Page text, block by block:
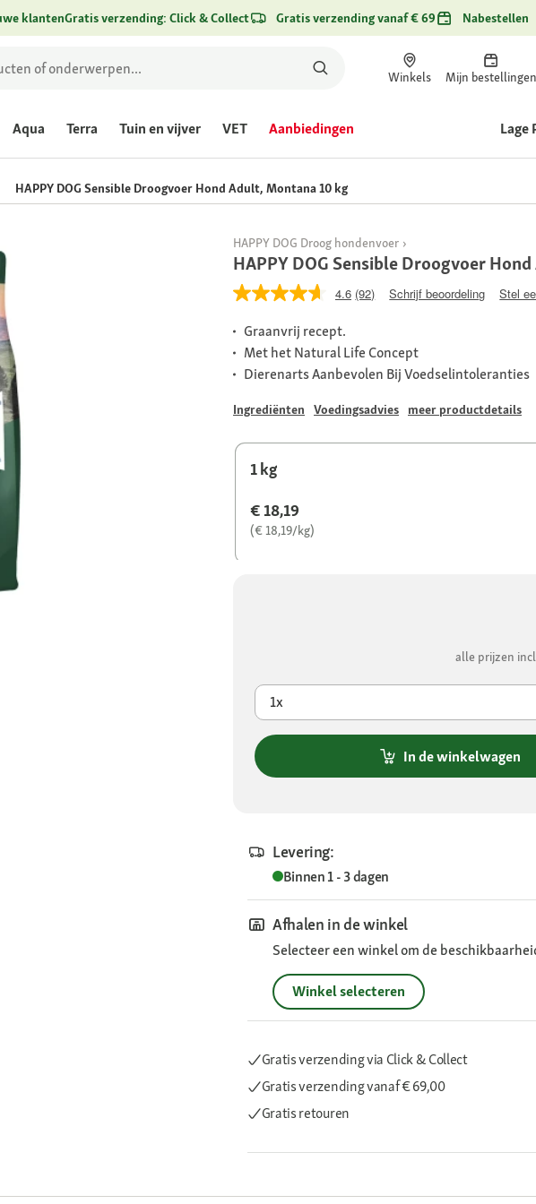
klantenGratis verzending: Click & Collect Gratis verzending vanaf € 69 Nabestellen
Winkels Mijn bestellingen
Aqua Terra Tuin en vijver VET Aanbiedingen Lage
HAPPY DOG Sensible Droogvoer Hond Adult, Montana 10 kg
HAPPY DOG Droog hondenvoer
HAPPY DOG Sensible Droogvoer
4.6 (92) Schrijf beoordeling Stel
Graanvrij recept.
Met het Natural Life Concept
Dierenarts Aanbevolen Bij Voedselintoleranties
Ingrediënten Voedingsadvies meer productdetails
1 kg
€ 18,19
(€ 18,19/kg)
alle prijzen
1x
In de winkelwagen
Levering:
Binnen 1 - 3 dagen
Afhalen in de winkel
Selecteer een winkel om de
Winkel selecteren
Gratis verzending via Click & Collect
Gratis verzendingvanaf € 69,00
Gratis retouren